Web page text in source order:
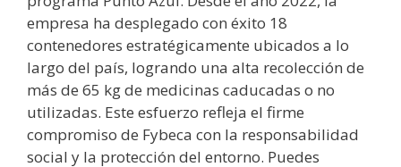
empresa ha desplegado con éxito 18
contenedores estratégicamente ubicados a lo
largo del país, logrando una alta recolección de
más de 65 kg de medicinas caducadas o no
utilizadas. Este esfuerzo refleja el firme
compromiso de Fybeca con la responsabilidad
social y la protección del entorno. Puedes